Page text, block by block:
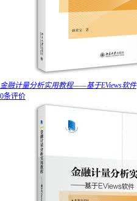
金融计量分析实用教程——基于EViews软件
0条评价